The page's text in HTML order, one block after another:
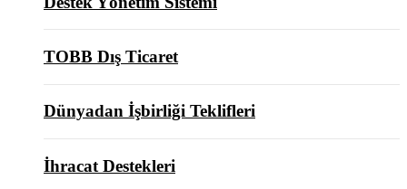
TOBB Dış Ticaret
Dünyadan İşbirliği Teklifleri
İhracat Destekleri